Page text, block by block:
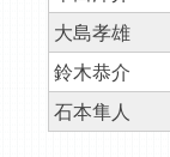
大島孝雄
鈴木恭介
石本隼人